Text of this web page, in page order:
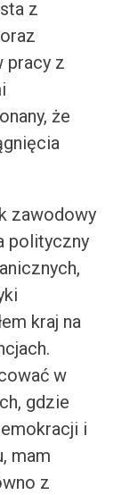
z
pracy z
że
zawodowy
polityczny
kraj na
w
gdzie
i
mam
z